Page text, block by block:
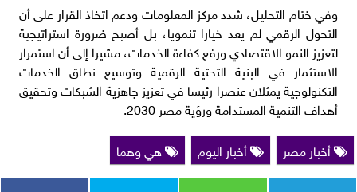
وفي ختام التحليل، شدد مركز المعلومات ودعم اتخاذ القرار على أن
التحول الرقمي لم يعد خيارا تنمويا، بل أصبح ضرورة استراتيجية
لتعزيز النمو الاقتصادي ورفع كفاءة الخدمات، مشيرا إلى أن استمرار
الاستثمار في البنية التحتية الرقمية وتوسيع نطاق الخدمات
التكنولوجية يمثلان عنصرا رئيسا في تعزيز جاهزية الشبكات وتحقيق
أهداف التنمية المستدامة ورؤية مصر 2030.
أخبار مصر
أخبار اليوم هي وهما